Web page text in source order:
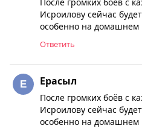
Исроилову сейчас
особенно на домашнем
Ответить
Ерасыл
После громких боёв с
Исроилову сейчас
особенно на домашнем